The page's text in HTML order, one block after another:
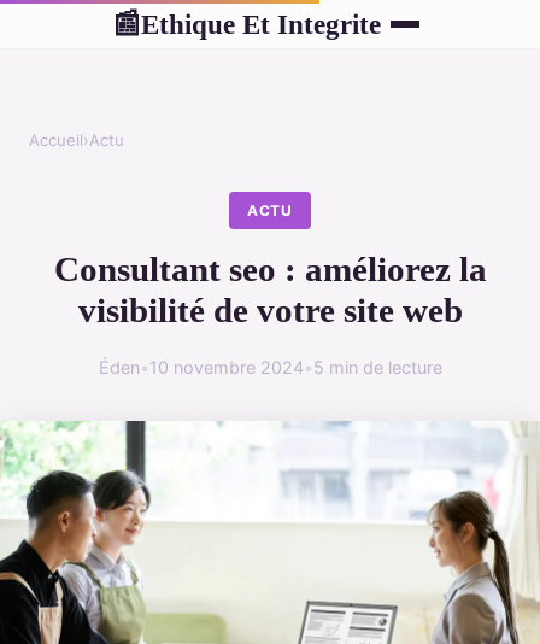
📰Ethique Et Integrite
Accueil›Actu
ACTU
Consultant seo : améliorez la
visibilité de votre site web
Éden•10 novembre 2024•5 min de lecture